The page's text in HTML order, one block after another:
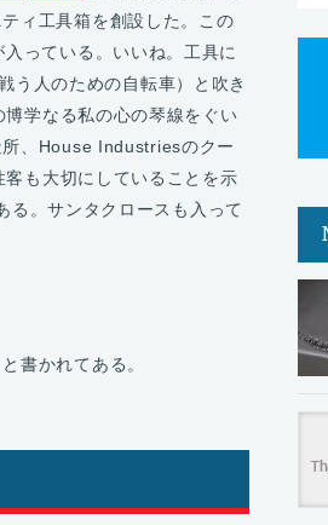
ィ工具箱を創設した。この
っている。いいね。工具に
う人のための自転車）と吹き
学なる私の心の琴線をぐい
所、House Industriesのクー
も大切にしていることを示
。サンタクロースも入って
書かれてある。